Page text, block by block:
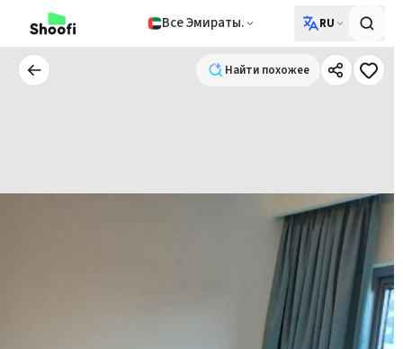
Все Эмираты. RU
Найти похожееНайти похожее